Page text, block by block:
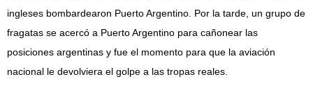
ingleses bombardearon Puerto Argentino. Por la tarde, un grupo de
fragatas se acercó a Puerto Argentino para cañonear las
posiciones argentinas y fue el momento para que la aviación
nacional le devolviera el golpe a las tropas reales.